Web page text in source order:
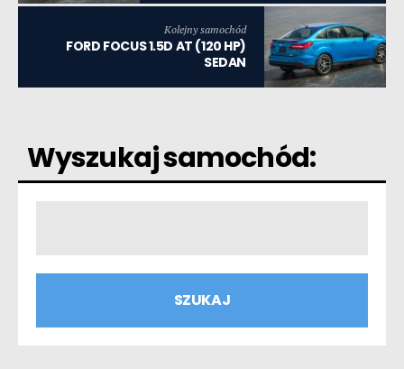
Kolejny samochód
FORD FOCUS 1.5D AT (120 HP)
SEDAN
Wyszukaj samochód: